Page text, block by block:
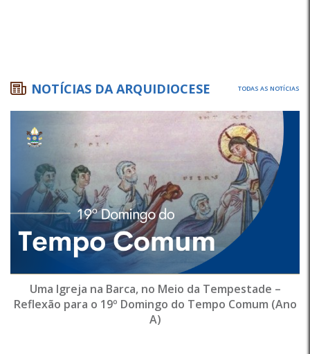
NOTÍCIAS DA ARQUIDIOCESE TODAS AS NOTÍCIAS
Uma Igreja na Barca, no Meio da Tempestade –
Reflexão para o 19º Domingo do Tempo Comum (Ano
A)